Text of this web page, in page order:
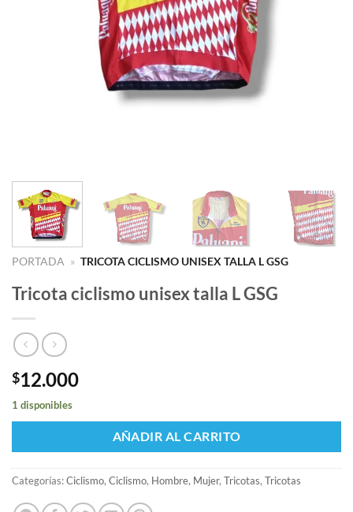
PORTADA » TRICOTA CICLISMO UNISEX TALLA L GSG
Tricota ciclismo unisex talla L GSG
$12.000
1 disponibles
AÑADIR AL CARRITO
Categorías:Ciclismo, Ciclismo, Hombre, Mujer, Tricotas, Tricotas